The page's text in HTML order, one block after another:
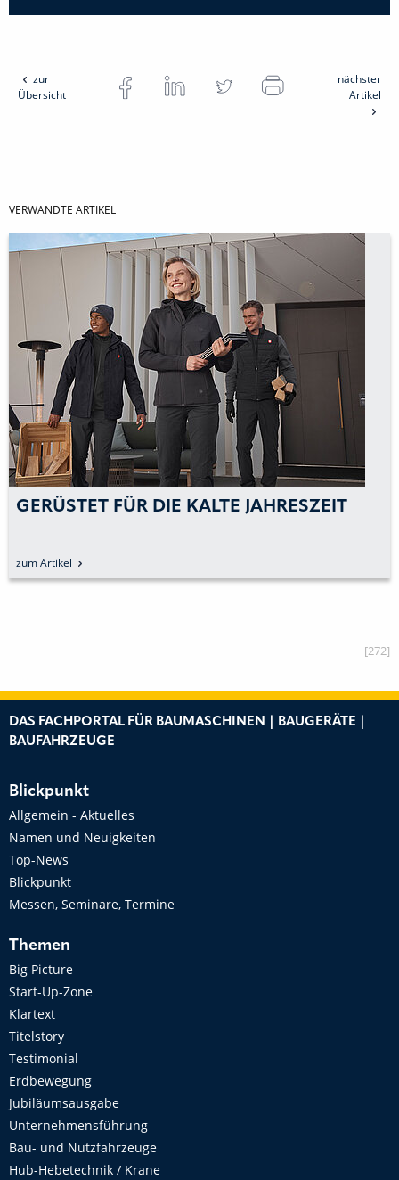
zur
Übersicht
nächster
Artikel
VERWANDTE ARTIKEL
GERÜSTET FÜR DIE KALTE JAHRESZEIT
zum Artikel
[272]
DAS FACHPORTAL FÜR BAUMASCHINEN | BAUGERÄTE |
BAUFAHRZEUGE
Blickpunkt
Allgemein - Aktuelles
Namen und Neuigkeiten
Top-News
Blickpunkt
Messen, Seminare, Termine
Themen
Big Picture
Start-Up-Zone
Klartext
Titelstory
Testimonial
Erdbewegung
Jubiläumsausgabe
Unternehmensführung
Bau- und Nutzfahrzeuge
Hub-Hebetechnik / Krane